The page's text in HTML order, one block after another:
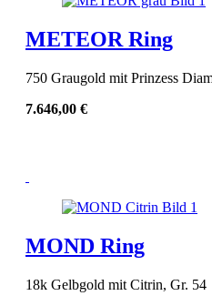
METEOR Ring
750 Graugold mit Prinzess
7.646,00 €
MOND Ring
18k Gelbgold mit Citrin, Gr. 54